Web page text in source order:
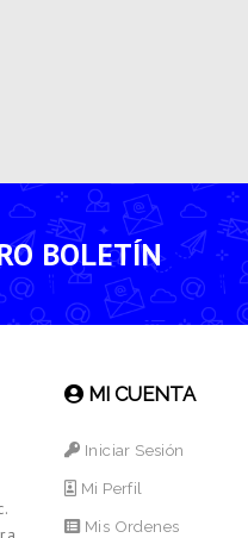
BOLETÍN
MI CUENTA
Iniciar Sesión
Mi Perfil
Mis Ordenes